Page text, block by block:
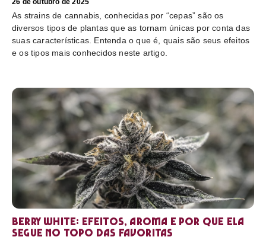
26 de outubro de 2025
As strains de cannabis, conhecidas por “cepas” são os
diversos tipos de plantas que as tornam únicas por conta das
suas características. Entenda o que é, quais são seus efeitos
e os tipos mais conhecidos neste artigo.
Berry White: efeitos, aroma e por que ela
segue no topo das favoritas